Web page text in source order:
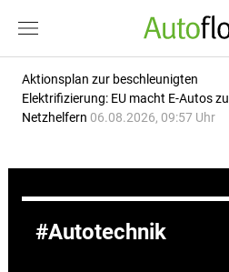
Aktionsplan zur beschleunigten
Elektrifizierung: EU macht E-Autos zu
Netzhelfern 06.08.2026, 09:57 Uhr
Autotechnik